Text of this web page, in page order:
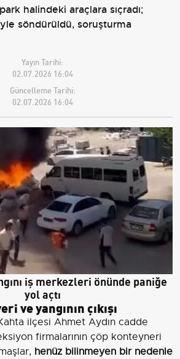
halindeki araçlara sıçradı;
söndürüldü, soruşturma
Yayın Tarihi:
02.07.2026 16:04
Güncelleme Tarihi:
02.07.2026 16:04
iş merkezleri önünde paniğe
yol açtı
ve yangının çıkışı
ilçesi Ahmet Aydın cadde
firmalarının çöp konteyneri
henüz bilinmeyen bir nedenle